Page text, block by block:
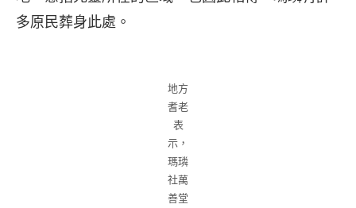
多原民葬身此處。
地方
耆老
表
示，
瑪璘
社萬
善堂